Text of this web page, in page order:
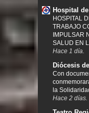
Hospital
HOSPITAL
TRABAJO
IMPULSAR
SALUD EN
Hace 1 día.
Diócesis
Con
la
Hace 2 días.